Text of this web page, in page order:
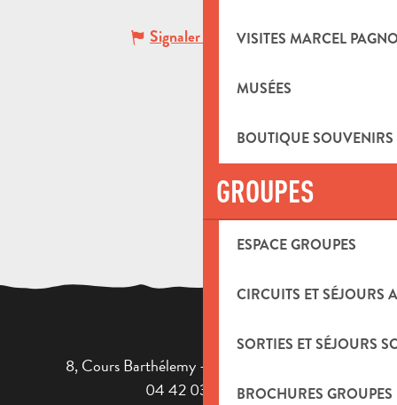
VISITES MARCEL
MUSÉES
BOUTIQUE
GROUPES
ESPACE GROUPES
CIRCUITS ET SÉJOURS
SORTIES ET SÉJOURS
BROCHURES GROUPES
Signaler une erreur
8, Cours Barthélemy - 13400 AUBAGNE
04 42 03 49 98